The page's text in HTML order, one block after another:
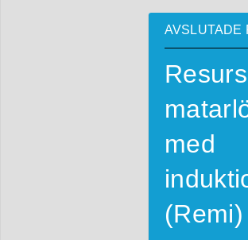
AVSLUTADE
med
(Remi)